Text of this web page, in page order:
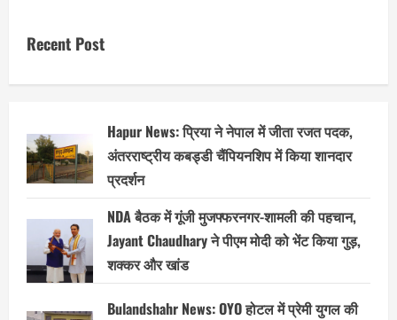
Recent Post
Hapur News: प्रिया ने नेपाल में जीता रजत पदक,
अंतरराष्ट्रीय कबड्डी चैंपियनशिप में किया शानदार
प्रदर्शन
NDA बैठक में गूंजी मुजफ्फरनगर-शामली की पहचान,
Jayant Chaudhary ने पीएम मोदी को भेंट किया गुड़,
शक्कर और खांड
Bulandshahr News: OYO होटल में प्रेमी युगल की